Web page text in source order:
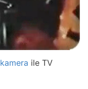
kamera ile TV